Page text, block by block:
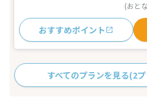
(おと
おすすめポイント
すべてのプランを見る(2